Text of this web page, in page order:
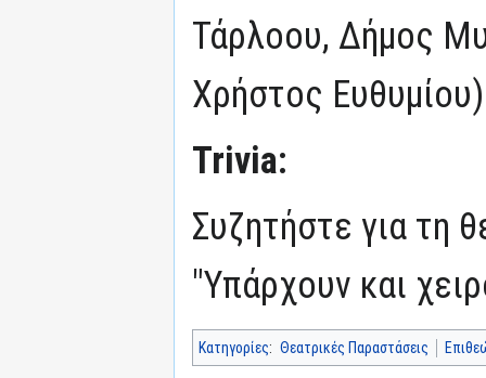
Τάρλοου, Δήμος
Χρήστος
Trivia:
Συζητήστε για τη
"Υπάρχουν και
Κατηγορίες: Θεατρικές Παραστάσεις